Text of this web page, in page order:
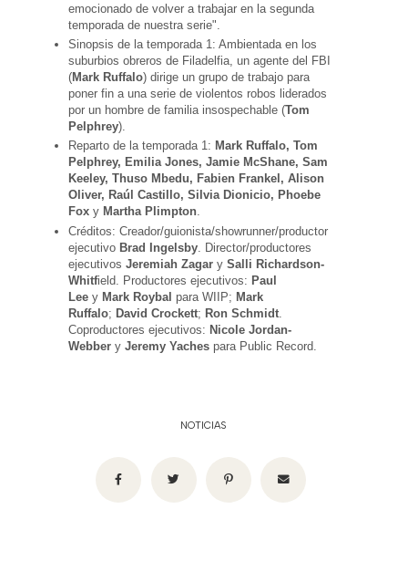
emocionado de volver a trabajar en la segunda
temporada de nuestra serie".
Sinopsis de la temporada 1: Ambientada en los
suburbios obreros de Filadelfia, un agente del FBI
(Mark Ruffalo) dirige un grupo de trabajo para
poner fin a una serie de violentos robos liderados
por un hombre de familia insospechable (Tom
Pelphrey).
Reparto de la temporada 1: Mark Ruffalo, Tom
Pelphrey, Emilia Jones, Jamie McShane, Sam
Keeley, Thuso Mbedu, Fabien Frankel, Alison
Oliver, Raúl Castillo, Silvia Dionicio, Phoebe
Foxy Martha Plimpton.
Créditos: Creador/guionista/showrunner/productor
ejecutivo Brad Ingelsby . Director/productores
ejecutivosJeremiah ZagarySalli Richardson-
Whitfield. Productores ejecutivos: Paul
Leey Mark Roybalpara WIIP; Mark
Ruffalo; David Crockett; Ron Schmidt
Coproductores ejecutivos: Nicole Jordan-
Webber y Jeremy Yaches para Public Record.
NOTICIAS